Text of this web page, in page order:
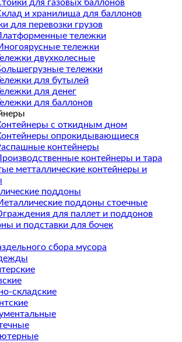
для газовых баллонов
и хранилища для баллонов
для перевозки грузов
тележки
тележки
двухколесные
тележки
для бутылей
для денег
для баллонов
с откидным дном
опрокидывающиеся
контейнеры
контейнеры и тара
метталлические контейнеры и
поддоны
поддоны стоечные
для паллет и поддонов
и подставки для бочек
сбора мусора
складские